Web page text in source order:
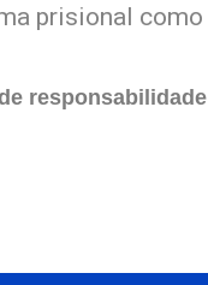
prisional